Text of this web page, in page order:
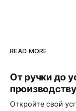
READ MORE
От ручки до
Откройте свой